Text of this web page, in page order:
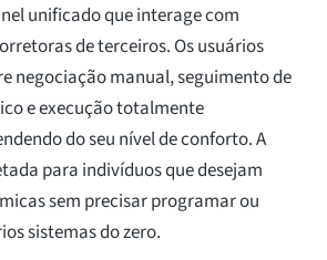
unificado que interage com
de terceiros. Os usuários
negociação manual, seguimento de
e execução totalmente
do seu nível de conforto. A
para indivíduos que desejam
sem precisar programar ou
sistemas do zero.